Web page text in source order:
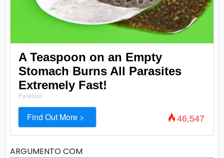
A Teaspoon on an Empty
Stomach Burns All Parasites
Extremely Fast!
Paratoxil
Find Out More > 46,547
ARGUMENTO COM